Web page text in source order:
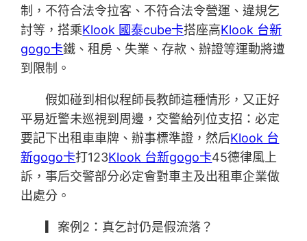
制，不符合法令拉客、不符合法令營運、違規乞
討等，搭乘Klook 國泰cube卡搭座高Klook 台新
gogo卡鐵、租房、失業、存款、辦證等運動將遭
到限制。
假如碰到相似程師長教師這種情形，又正好
平易近警未巡視到周邊，交警給列位支招：必定
要記下出租車車牌、辦事標準證，然后Klook 台
新gogo卡打123Klook 台新gogo卡45德律風上
訴，事后交警部分必定會對車主及出租車企業做
出處分。
▎案例2：真乞討仍是假流落？